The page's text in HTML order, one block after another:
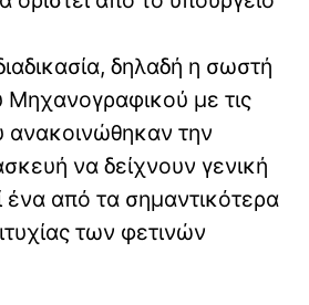
δηλαδή η σωστή
με τις
ανακοινώθηκαν την
να δείχνουν γενική
ένα από τα σημαντικότερα
των φετινών